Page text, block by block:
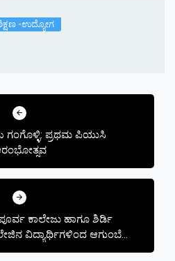
-ಉದ್ಯೋಗ
ಗಂಗೊಳ್ಳಿ: ಪ್ರಥಮ ಪಿಯುಸಿ
ಕಾಲೇಜು ಹಾಗೂ ಶಿರ್ಡಿ
ವಿದ್ಯಾರ್ಥಿಗಳಿಂದ ಆಗುಂಬೆ
ಸ್ವಚ್ಛತೆ